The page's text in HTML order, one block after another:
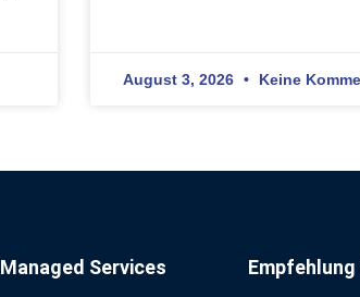
August 3, 2026 Keine
Managed Services